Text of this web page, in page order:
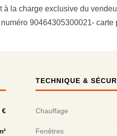
la charge exclusive du
90464305300021-
€
TECHNIQUE &
Chauffage
Fenêtres